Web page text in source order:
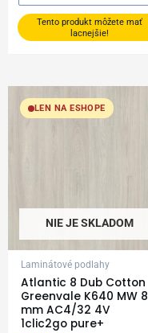
Tento produkt môžete mať
lacnejšie!
LEN NA ESHOPE
NIE JE SKLADOM
Laminátové podlahy
Atlantic 8 Dub Cotton
Greenvale K640 MW 8
mm AC4/32 4V
1clic2go pure+